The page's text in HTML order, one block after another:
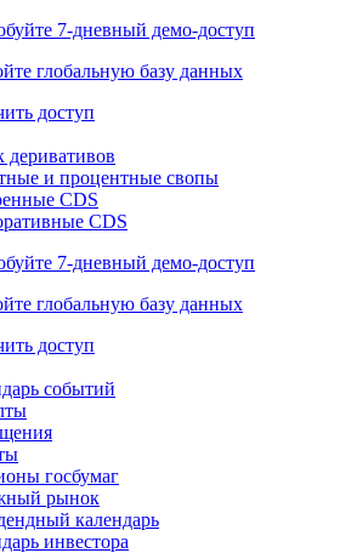
7-дневный демо-доступ
глобальную базу данных
доступ
деривативов
и процентные свопы
CDS
CDS
7-дневный демо-доступ
глобальную базу данных
доступ
событий
госбумаг
рынок
календарь
инвестора